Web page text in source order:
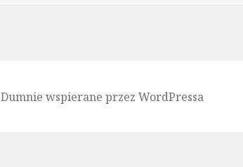
Dumnie wspierane przez WordPressa